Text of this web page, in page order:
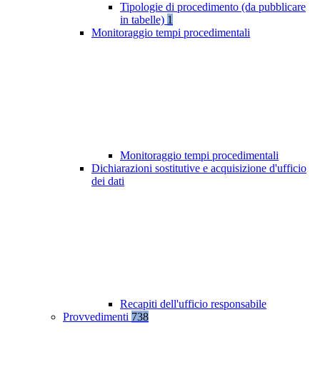
Tipologie di procedimento (da pubblicare
in tabelle) 1
Monitoraggio tempi procedimentali
Monitoraggio tempi procedimentali
Dichiarazioni sostitutive e acquisizione d'ufficio
dei dati
Recapiti dell'ufficio responsabile
Provvedimenti 738